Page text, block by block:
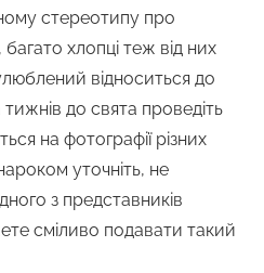
стереотипу про
багато хлопці теж від них
відноситься до
тижнів до свята проведіть
на фотографії різних
уточніть, не
з представників
сміливо подавати такий